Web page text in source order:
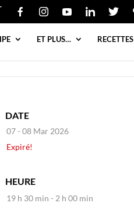
ET PLUS… RECETTES
DATE
07 - 08 Mar 2026
Expiré!
HEURE
19 h 30 min - 2 h 00 min